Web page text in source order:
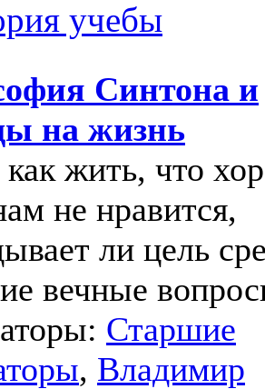
учебы
Синтона и
на жизнь
как жить, что
не нравится,
ли цель
вечные
Старшие
, Владимир